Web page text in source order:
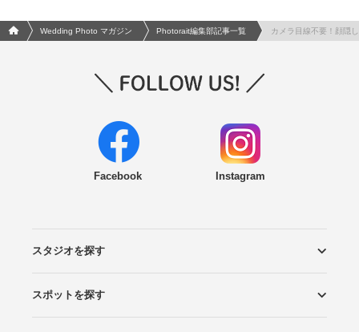
フォトウエディング/結婚写真のPhotorait ホーム
Wedding Photo マガジン Photorait編集部記事一覧 カメラ目線不要！顔隠
Facebook Instagram
スタジオを探す
エリアから探す
こだわりから探す
NEW PHOTO STYLE
プランから探す
フォトタイプ診断
フォトグラファーから探す
国内リゾートから探す
スポットを探す